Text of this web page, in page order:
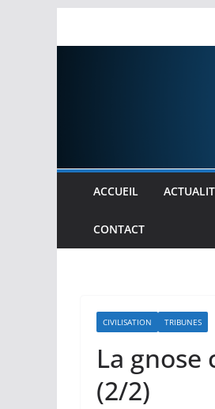
ACCUEIL
CONTACT
CIVILISATION TRIBUNES
La
(2/2)